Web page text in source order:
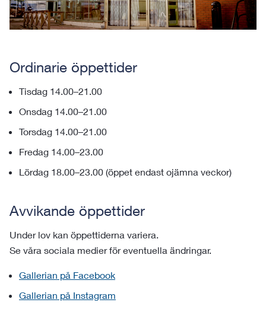
Ordinarie öppettider
Tisdag 14.00–21.00
Onsdag 14.00–21.00
Torsdag 14.00–21.00
Fredag 14.00–23.00
Lördag 18.00–23.00 (öppet endast ojämna veckor)
Avvikande öppettider
Under lov kan öppettiderna variera.
Se våra sociala medier för eventuella ändringar.
Gallerian på Facebook
Gallerian på Instagram